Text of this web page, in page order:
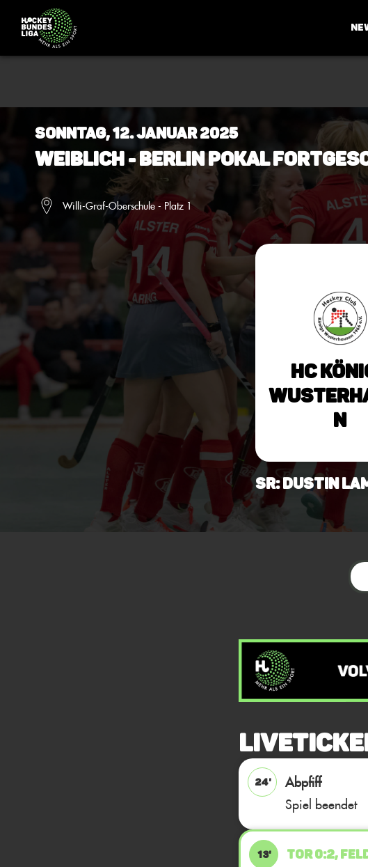
Sonntag, 12. Januar 2025
Weiblich - Berlin Pokal
Willi-Graf-Oberschule - Platz 1
HC
n
SR: Dustin
24'
Abpfiff
Spiel beendet
13' TOR 0:2,